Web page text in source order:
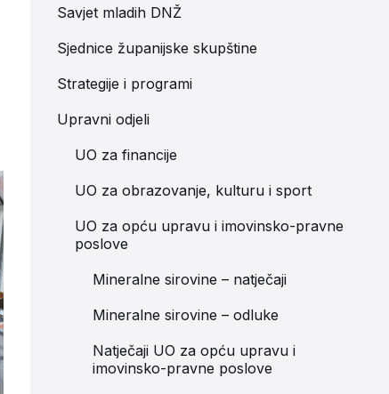
Savjet mladih DNŽ
Sjednice županijske skupštine
Strategije i programi
Upravni odjeli
UO za financije
UO za obrazovanje, kulturu i sport
UO za opću upravu i imovinsko-pravne
poslove
Mineralne sirovine – natječaji
Mineralne sirovine – odluke
Natječaji UO za opću upravu i
imovinsko-pravne poslove